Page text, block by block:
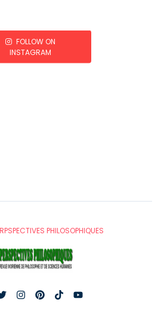
FOLLOW ON
INSTAGRAM
PHILOSOPHIQUES